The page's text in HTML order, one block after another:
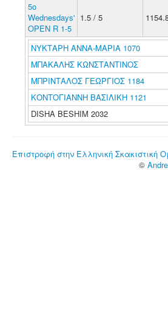
5o
Wednesdays'
OPEN R 1-5
1.5 / 5
ΝΥΚΤΑΡΗ ΑΝΝΑ-ΜΑΡΙΑ 1070
ΜΠΑΚΑΛΗΣ ΚΩΝΣΤΑΝΤΙΝΟΣ
ΜΠΡΙΝΤΑΛΟΣ ΓΕΩΡΓΙΟΣ 1184
ΚΟΝΤΟΓΙΑΝΝΗ ΒΑΣΙΛΙΚΗ 1121
DISHA BESHIM 2032
Επιστροφή στην Ελληνική Σκακιστική
©